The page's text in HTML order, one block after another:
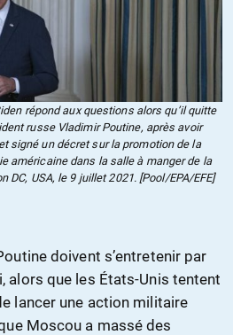
répond aux questions alors qu’il quitte
russe Vladimir Poutine, après avoir
signé un décret sur la promotion de la
américaine dans la salle à manger de la
DC, USA, le 9 juillet 2021. [Pool/EPA/EFE]
doivent s’entretenir par
alors que les États-Unis tentent
lancer une action militaire
Moscou a massé des